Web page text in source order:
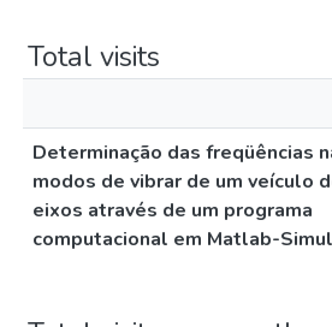
Total visits
Determinação das freqüências
modos de vibrar de um veículo
eixos através de um programa
computacional em Matlab-